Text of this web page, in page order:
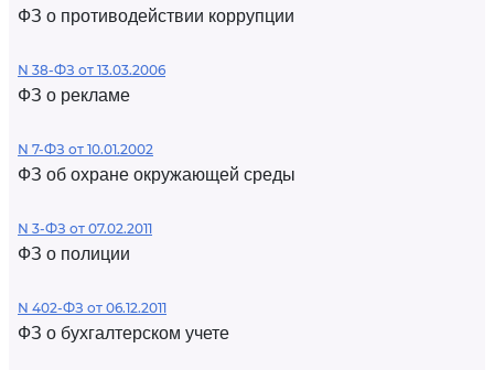
ФЗ о противодействии коррупции
N 38-ФЗ от 13.03.2006
ФЗ о рекламе
N 7-ФЗ от 10.01.2002
ФЗ об охране окружающей среды
N 3-ФЗ от 07.02.2011
ФЗ о полиции
N 402-ФЗ от 06.12.2011
ФЗ о бухгалтерском учете